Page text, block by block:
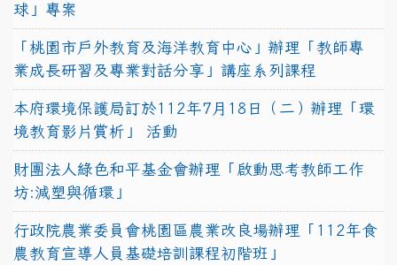
球」專案
「桃園市戶外教育及海洋教育中心」辦理「教師專
業成長研習及專業對話分享」講座系列課程
本府環境保護局訂於112年7月18日（二）辦理「環
境教育影片賞析」 活動
財團法人綠色和平基金會辦理「啟動思考教師工作
坊:減塑與循環」
行政院農業委員會桃園區農業改良場辦理「112年食
農教育宣導人員基礎培訓課程初階班」